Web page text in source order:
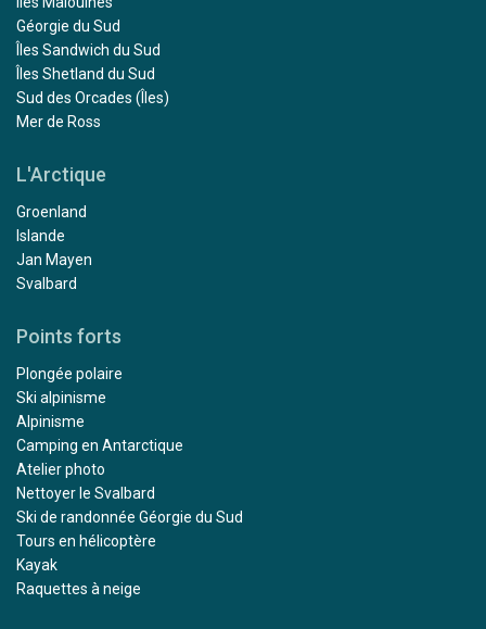
Géorgie du Sud
Îles Sandwich du Sud
Îles Shetland du Sud
Sud des Orcades (Îles)
Mer de Ross
L'Arctique
Groenland
Islande
Jan Mayen
Svalbard
Points forts
Plongée polaire
Ski alpinisme
Alpinisme
Camping en Antarctique
Atelier photo
Nettoyer le Svalbard
Ski de randonnée Géorgie du Sud
Tours en hélicoptère
Kayak
Raquettes à neige